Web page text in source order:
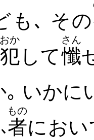
も､ その
犯
おか
して懺
さん
｡ いかに
者
もの
にお